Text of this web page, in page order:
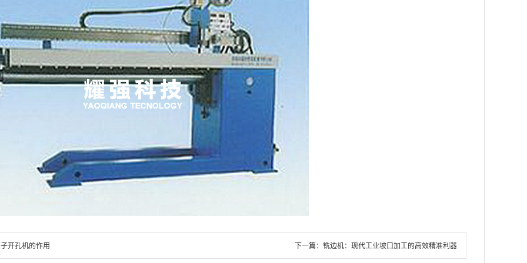
开孔机的作用 下一篇： 铣边机：现代工业坡口加工的高效精准利器